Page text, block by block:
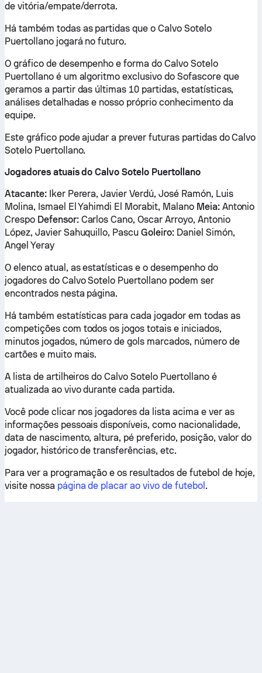
de vitória/empate/derrota.
Há também todas as partidas que o Calvo Sotelo
Puertollano jogará no futuro.
O gráfico de desempenho e forma do Calvo Sotelo
Puertollano é um algoritmo exclusivo do Sofascore que
geramos a partir das últimas 10 partidas, estatísticas,
análises detalhadas e nosso próprio conhecimento da
equipe.
Este gráfico pode ajudar a prever futuras partidas do Calvo
Sotelo Puertollano.
Jogadores atuais do Calvo Sotelo Puertollano
Atacante:Iker Perera, Javier Verdú, José Ramón, Luis
Molina, Ismael El Yahimdi El Morabit, Malano Meia:Antonio
Crespo Defensor:Carlos Cano, Oscar Arroyo, Antonio
López, Javier Sahuquillo, PascuGoleiro:Daniel Simón,
Angel Yeray
O elenco atual, as estatísticas e o desempenho do
jogadores do Calvo Sotelo Puertollano podem ser
encontrados nesta página.
Há também estatísticas para cada jogador em todas as
competições com todos os jogos totais e iniciados,
minutos jogados, número de gols marcados, número de
cartões e muito mais.
A lista de artilheiros do Calvo Sotelo Puertollano é
atualizada ao vivo durante cada partida.
Você pode clicar nos jogadores da lista acima e ver as
informações pessoais disponíveis, como nacionalidade,
data de nascimento, altura, pé preferido, posição, valor do
jogador, histórico de transferências, etc.
Para ver a programação e os resultados de futebol de hoje,
visite nossa página de placar ao vivo de futebol .